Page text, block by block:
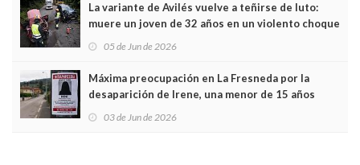
La variante de Avilés vuelve a teñirse de luto:
muere un joven de 32 años en un violento choque
frontal
05 de Jun de 2026
Máxima preocupación en La Fresneda por la
desaparición de Irene, una menor de 15 años
03 de Jun de 2026